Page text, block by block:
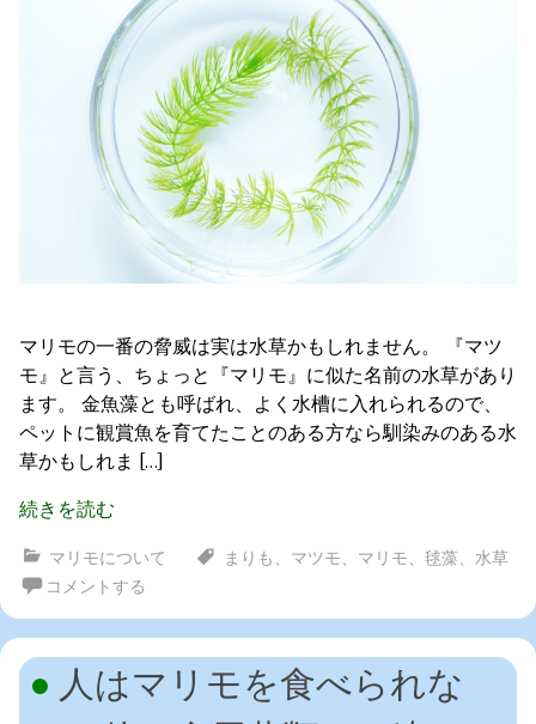
マリモの一番の脅威は実は水草かもしれません。 『マツ
モ』と言う、ちょっと『マリモ』に似た名前の水草があり
ます。 金魚藻とも呼ばれ、よく水槽に入れられるので、
ペットに観賞魚を育てたことのある方なら馴染みのある水
草かもしれま […]
続きを読む
マリモについて まりも マツモ マリモ 毬藻
水草
コメントする
人はマリモを食べられな